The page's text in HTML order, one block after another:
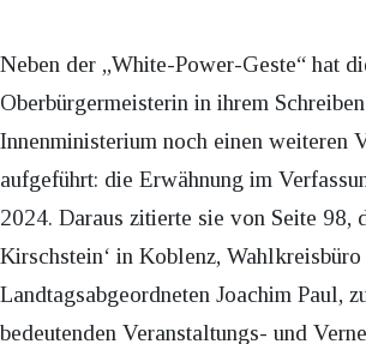
Neben der „White-Power-Geste“ hat
Oberbürgermeisterin in ihrem
Innenministerium noch einen weiteren
aufgeführt: die Erwähnung im
2024. Daraus zitierte sie von Seite 98,
Kirschstein‘ in Koblenz, Wahlkreisbüro
Landtagsabgeordneten Joachim Paul,
bedeutenden Veranstaltungs- und